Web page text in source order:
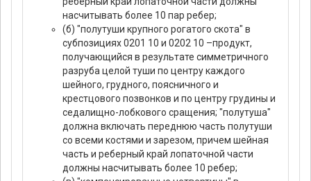
насчитывать более 10 пар ребер;
(б) "полутуши крупного рогатого скота" в
субпозициях 0201 10 и 0202 10 –продукт,
получающийся в результате симметричного
разруба целой туши по центру каждого
шейного, грудного, поясничного и
крестцового позвонков и по центру грудины и
седалищно-лобкового сращения; "полутуша"
должна включать переднюю часть полутуши
со всеми костями и зарезом, причем шейная
часть и реберный край лопаточной части
должны насчитывать более 10 ребер;